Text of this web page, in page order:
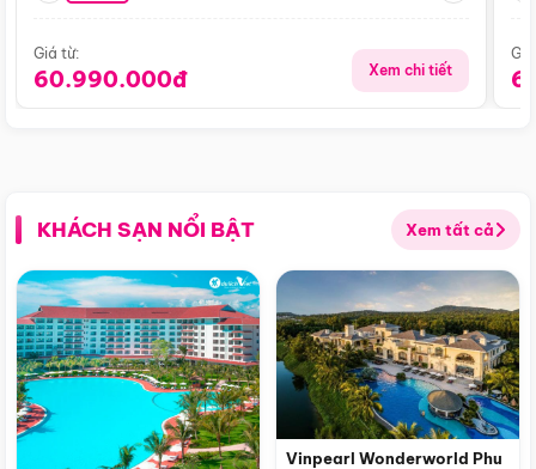
Giá từ:
60.990.000đ Xem chi tiết
KHÁCH SẠN NỔI BẬT Xem tất cả
Vinpearl Wonderworld Phu